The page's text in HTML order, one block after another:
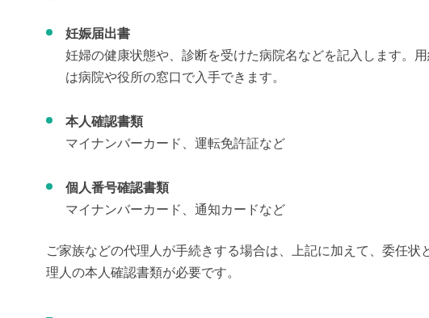
妊娠届出書
妊婦の健康状態や、診断を受けた病院名などを記入します。
は病院や役所の窓口で入手できます。
本人確認書類
マイナンバーカード、運転免許証など
個人番号確認書類
マイナンバーカード、通知カードなど
ご家族などの代理人が手続きする場合は、上記に加えて、委任状
理人の本人確認書類が必要です。